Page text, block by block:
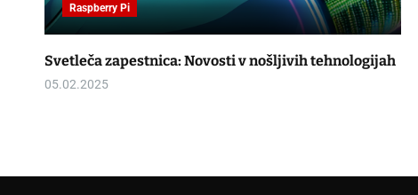
Raspberry Pi
Svetleča zapestnica: Novosti v nošljivih tehnologijah
05.02.2025